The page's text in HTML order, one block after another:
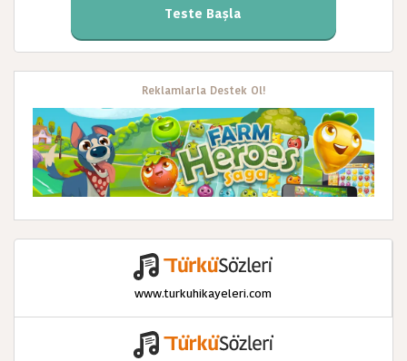
Teste Başla
Reklamlarla Destek Ol!
www.turkuhikayeleri.com